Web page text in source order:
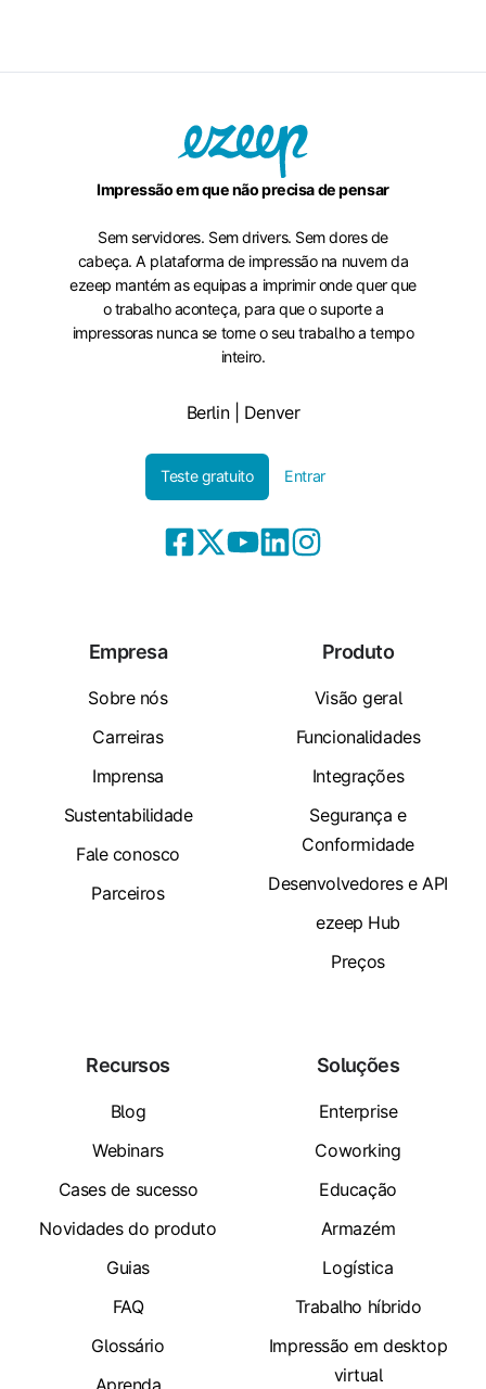
Impressão em que não precisa de pensar
Sem servidores. Sem drivers. Sem dores de
cabeça. A plataforma de impressão na nuvem da
ezeep mantém as equipas a imprimir onde quer que
o trabalho aconteça, para que o suporte a
impressoras nunca se torne o seu trabalho a tempo
inteiro.
Berlin | Denver
Teste gratuito Entrar
Empresa
Sobre nós
Carreiras
Imprensa
Sustentabilidade
Fale conosco
Parceiros
Produto
Visão geral
Funcionalidades
Integrações
Segurança e
Conformidade
Desenvolvedores e API
ezeep Hub
Preços
Recursos
Blog
Webinars
Cases de sucesso
Novidades do produto
Guias
FAQ
Glossário
Soluções
Enterprise
Coworking
Educação
Armazém
Logística
Trabalho híbrido
Impressão em desktop
virtual